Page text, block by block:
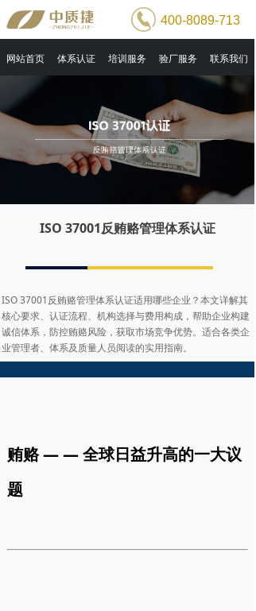
网站首页 体系认证 培训服务 验厂服务 联系我们
400-8089-713
ISO 37001反贿赂管理体系认证
ISO 37001反贿赂管理体系认证适用哪些企业？本文详解其
核心要求、认证流程、机构选择与费用构成，帮助企业构建
诚信体系，防控贿赂风险，获取市场竞争优势。适合各类企
业管理者、体系及质量人员阅读的实用指南。
贿赂 — — 全球日益升高的一大议
题